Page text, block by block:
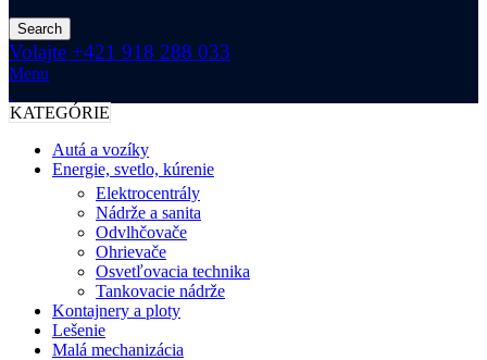
Search
Volajte +421 918 288 033
Menu
KATEGÓRIE
Autá a vozíky
Energie, svetlo, kúrenie
Elektrocentrály
Nádrže a sanita
Odvlhčovače
Ohrievače
Osvetľovacia technika
Tankovacie nádrže
Kontajnery a ploty
Lešenie
Malá mechanizácia